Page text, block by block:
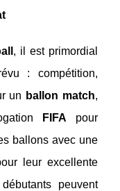
, il est primordial
: compétition,
un ballon match,
FIFA pour
ballons avec une
leur excellente
peuvent